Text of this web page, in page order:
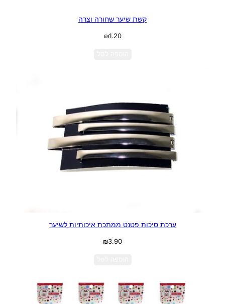
קשת שיער שחורה וצרה
₪1.20
ערכת סיכות פטנט ממתכת איכותיות לשיער
₪3.90